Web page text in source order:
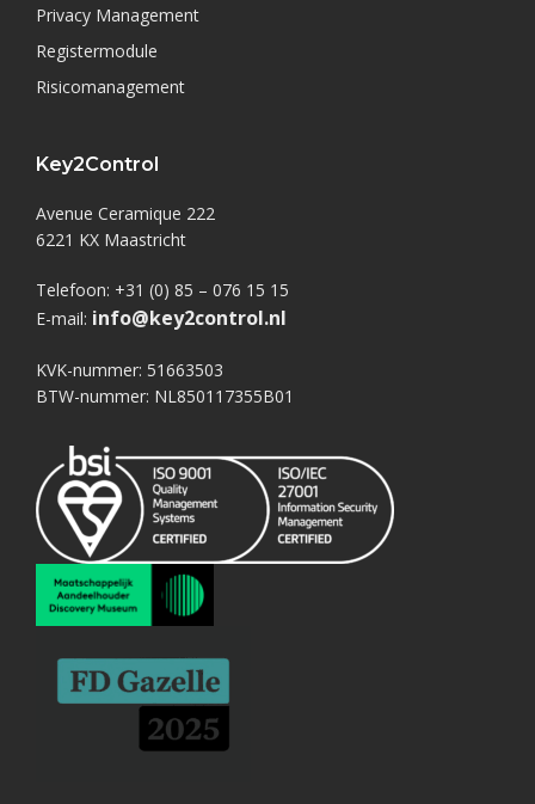
Privacy Management
Registermodule
Risicomanagement
Key2Control
Avenue Ceramique 222
6221 KX Maastricht
Telefoon: +31 (0) 85 – 076 15 15
E-mail: info@key2control.nl
KVK-nummer: 51663503
BTW-nummer: NL850117355B01